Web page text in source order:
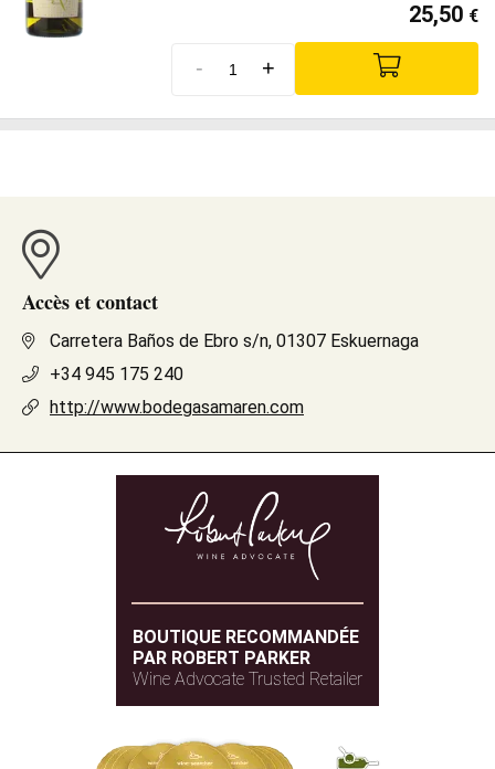
25,50 €
- +
Accès et contact
Carretera Baños de Ebro s/n, 01307 Eskuernaga
+34 945 175 240
http://www.bodegasamaren.com
BOUTIQUE RECOMMANDÉE
PAR ROBERT PARKER
Wine Advocate Trusted Retailer